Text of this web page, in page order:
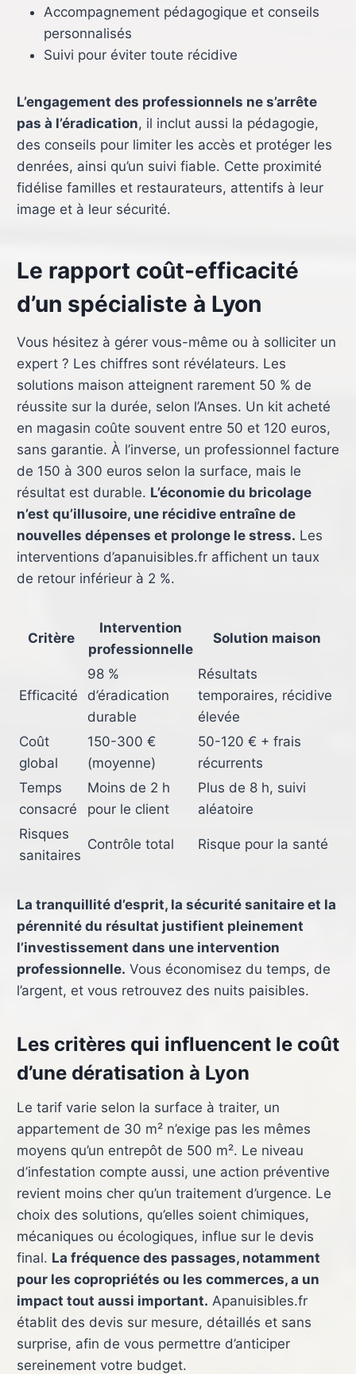
Accompagnement pédagogique et conseils
personnalisés
Suivi pour éviter toute récidive
L’engagement des professionnels ne s’arrête
pas à l’éradication, il inclut aussi la pédagogie,
des conseils pour limiter les accès et protéger les
denrées, ainsi qu’un suivi fiable. Cette proximité
fidélise familles et restaurateurs, attentifs à leur
image et à leur sécurité.
Le rapport coût-efficacité
d’un spécialiste à Lyon
Vous hésitez à gérer vous-même ou à solliciter un
expert ? Les chiffres sont révélateurs. Les
solutions maison atteignent rarement 50 % de
réussite sur la durée, selon l’Anses. Un kit acheté
en magasin coûte souvent entre 50 et 120 euros,
sans garantie. À l’inverse, un professionnel facture
de 150 à 300 euros selon la surface, mais le
résultat est durable. L’économie du bricolage
n’est qu’illusoire, une récidive entraîne de
nouvelles dépenses et prolonge le stress. Les
interventions d’apanuisibles.fr affichent un taux
de retour inférieur à 2 %.
Critère
Intervention
professionnelle
Solution maison
Efficacité
98 %
d’éradication
durable
Résultats
temporaires, récidive
élevée
Coût
global
150-300 €
(moyenne)
50-120 € + frais
récurrents
Temps
consacré
Moins de 2 h
pour le client
Plus de 8 h, suivi
aléatoire
Risques
sanitaires
Contrôle total Risque pour la santé
La tranquillité d’esprit, la sécurité sanitaire et la
pérennité du résultat justifient pleinement
l’investissement dans une intervention
professionnelle. Vous économisez du temps, de
l’argent, et vous retrouvez des nuits paisibles.
Les critères qui influencent le coût
d’une dératisation à Lyon
Le tarif varie selon la surface à traiter, un
appartement de 30 m² n’exige pas les mêmes
moyens qu’un entrepôt de 500 m². Le niveau
d’infestation compte aussi, une action préventive
revient moins cher qu’un traitement d’urgence. Le
choix des solutions, qu’elles soient chimiques,
mécaniques ou écologiques, influe sur le devis
final. La fréquence des passages, notamment
pour les copropriétés ou les commerces, a un
impact tout aussi important. Apanuisibles.fr
établit des devis sur mesure, détaillés et sans
surprise, afin de vous permettre d’anticiper
sereinement votre budget.